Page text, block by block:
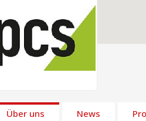
Über uns News